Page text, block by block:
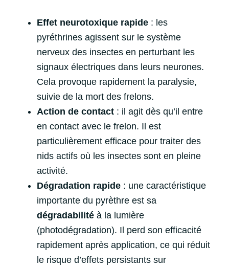
Effet neurotoxique rapide: les
pyréthrines agissent sur le système
nerveux des insectes en perturbant les
signaux électriques dans leurs neurones.
Cela provoque rapidement la paralysie,
suivie de la mort des frelons.
Action de contact: il agit dès qu’il entre
en contact avec le frelon. Il est
particulièrement efficace pour traiter des
nids actifs où les insectes sont en pleine
activité.
Dégradation rapide: une caractéristique
importante du pyrèthre est sa
dégradabilitéà la lumière
(photodégradation). Il perd son efficacité
rapidement après application, ce qui réduit
le risque d’effets persistants sur